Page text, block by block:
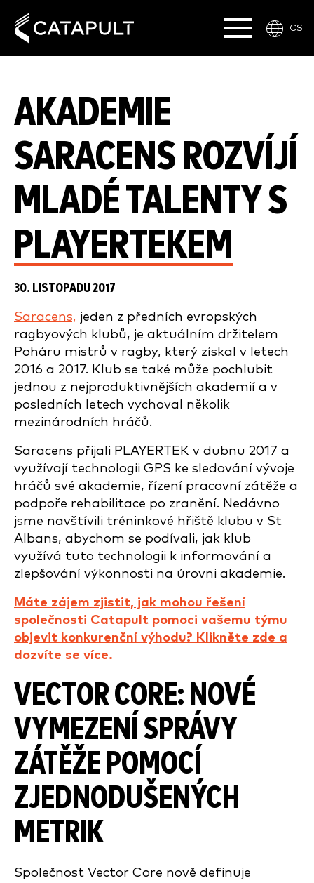
CS
AKADEMIE
SARACENS ROZVÍJÍ
MLADÉ TALENTY S
PLAYERTEKEM
30. LISTOPADU 2017
Saracens, jeden z předních evropských
ragbyových klubů, je aktuálním držitelem
Poháru mistrů v ragby, který získal v letech
2016 a 2017. Klub se také může pochlubit
jednou z nejproduktivnějších akademií a v
posledních letech vychoval několik
mezinárodních hráčů.
Saracens přijali PLAYERTEK v dubnu 2017 a
využívají technologii GPS ke sledování vývoje
hráčů své akademie, řízení pracovní zátěže a
podpoře rehabilitace po zranění. Nedávno
jsme navštívili tréninkové hřiště klubu v St
Albans, abychom se podívali, jak klub
využívá tuto technologii k informování a
zlepšování výkonnosti na úrovni akademie.
Máte zájem zjistit, jak mohou řešení
společnosti Catapult pomoci vašemu týmu
objevit konkurenční výhodu? Klikněte zde a
dozvíte se více.
VECTOR CORE: NOVÉ
VYMEZENÍ SPRÁVY
ZÁTĚŽE POMOCÍ
ZJEDNODUŠENÝCH
METRIK
Společnost Vector Core nově definuje